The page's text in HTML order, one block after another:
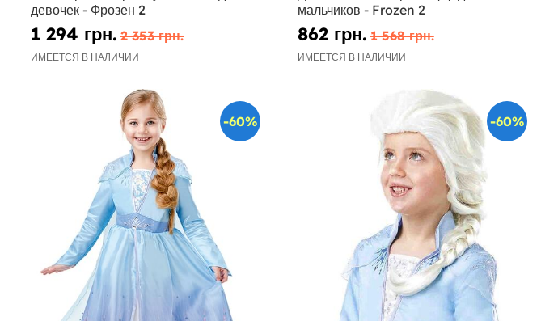
девочек - Фрозен 2
1 294 грн. 2 353 грн.
ИМЕЕТСЯ В НАЛИЧИИ
мальчиков - Frozen 2
862 грн. 1 568 грн.
ИМЕЕТСЯ В НАЛИЧИИ
-60% -60%